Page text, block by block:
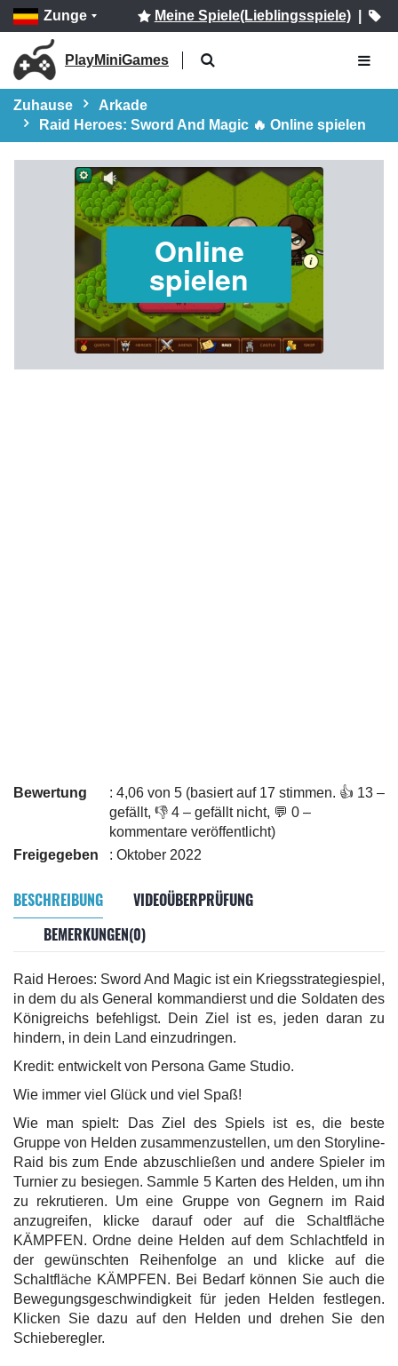
Zunge Meine Spiele(Lieblingsspiele)|
PlayMiniGames
Zuhause
Arkade
Raid Heroes: Sword And Magic 🔥 Online spielen
Online
spielen
Bewertung
: 4,06 von 5 (basiert auf 17 stimmen. 👍 13 –
gefällt, 👎 4 – gefällt nicht, 💬 0 –
kommentare veröffentlicht)
Freigegeben
: Oktober 2022
BESCHREIBUNG
VIDEOÜBERPRÜFUNG
BEMERKUNGEN(0)
Raid Heroes: Sword And Magic ist ein Kriegsstrategiespiel,
in dem du als General kommandierst und die Soldaten des
Königreichs befehligst. Dein Ziel ist es, jeden daran zu
hindern, in dein Land einzudringen.
Kredit: entwickelt von Persona Game Studio.
Wie immer viel Glück und viel Spaß!
Wie man spielt: Das Ziel des Spiels ist es, die beste
Gruppe von Helden zusammenzustellen, um den Storyline-
Raid bis zum Ende abzuschließen und andere Spieler im
Turnier zu besiegen. Sammle 5 Karten des Helden, um ihn
zu rekrutieren. Um eine Gruppe von Gegnern im Raid
anzugreifen, klicke darauf oder auf die Schaltfläche
KÄMPFEN. Ordne deine Helden auf dem Schlachtfeld in
der gewünschten Reihenfolge an und klicke auf die
Schaltfläche KÄMPFEN. Bei Bedarf können Sie auch die
Bewegungsgeschwindigkeit für jeden Helden festlegen.
Klicken Sie dazu auf den Helden und drehen Sie den
Schieberegler.